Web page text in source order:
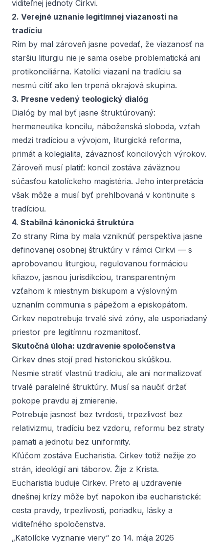
viditeľnej jednoty Cirkvi.
2. Verejné uznanie legitímnej viazanosti na
tradíciu
Rím by mal zároveň jasne povedať, že viazanosť na
staršiu liturgiu nie je sama osebe problematická ani
protikonciliárna. Katolíci viazaní na tradíciu sa
nesmú cítiť ako len trpená okrajová skupina.
3. Presne vedený teologický dialóg
Dialóg by mal byť jasne štruktúrovaný:
hermeneutika koncilu, náboženská sloboda, vzťah
medzi tradíciou a vývojom, liturgická reforma,
primát a kolegialita, záväznosť koncilových výrokov.
Zároveň musí platiť: koncil zostáva záväznou
súčasťou katolíckeho magistéria. Jeho interpretácia
však môže a musí byť prehlbovaná v kontinuitе s
tradíciou.
4. Stabilná kánonická štruktúra
Zo strany Ríma by mala vzniknúť perspektíva jasne
definovanej osobnej štruktúry v rámci Cirkvi — s
aprobovanou liturgiou, regulovanou formáciou
kňazov, jasnou jurisdikciou, transparentným
vzťahom k miestnym biskupom a výslovným
uznaním communia s pápežom a episkopátom.
Cirkev nepotrebuje trvalé sivé zóny, ale usporiadaný
priestor pre legitímnu rozmanitosť.
Skutočná úloha: uzdravenie spoločenstva
Cirkev dnes stojí pred historickou skúškou.
Nesmie stratiť vlastnú tradíciu, ale ani normalizovať
trvalé paralelné štruktúry. Musí sa naučiť držať
pokope pravdu aj zmierenie.
Potrebuje jasnosť bez tvrdosti, trpezlivosť bez
relativizmu, tradíciu bez vzdoru, reformu bez straty
pamäti a jednotu bez uniformity.
Kľúčom zostáva Eucharistia. Cirkev totiž nežije zo
strán, ideológií ani táborov. Žije z Krista.
Eucharistia buduje Cirkev. Preto aj uzdravenie
dnešnej krízy môže byť napokon iba eucharistické:
cesta pravdy, trpezlivosti, poriadku, lásky a
viditeľného spoločenstva.
„Katolícke vyznanie viery“ zo 14. mája 2026